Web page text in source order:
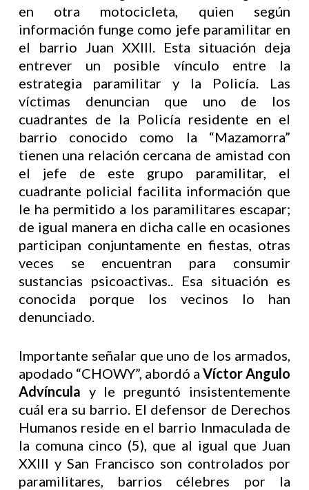
en otra motocicleta, quien según
información funge como jefe paramilitar en
el barrio Juan XXIII. Esta situación deja
entrever un posible vínculo entre la
estrategia paramilitar y la Policía. Las
víctimas denuncian que uno de los
cuadrantes de la Policía residente en el
barrio conocido como la “Mazamorra”
tienen una relación cercana de amistad con
el jefe de este grupo paramilitar, el
cuadrante policial facilita información que
le ha permitido a los paramilitares escapar;
de igual manera en dicha calle en ocasiones
participan conjuntamente en fiestas, otras
veces se encuentran para consumir
sustancias psicoactivas.. Esa situación es
conocida porque los vecinos lo han
denunciado.
Importante señalar que uno de los armados,
apodado “CHOWY”, abordó aVíctor Angulo
Advíncula y le preguntó insistentemente
cuál era su barrio. El defensor de Derechos
Humanos reside en el barrio Inmaculada de
la comuna cinco (5), que al igual que Juan
XXIII y San Francisco son controlados por
paramilitares, barrios célebres por la